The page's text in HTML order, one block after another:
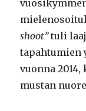
shoot”tuli
tapahtumien
vuonna
mustan